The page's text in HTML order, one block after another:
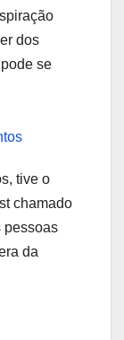
dos
se
tive o
chamado
pessoas
da